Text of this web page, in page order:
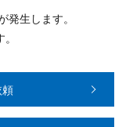
生します。
頼